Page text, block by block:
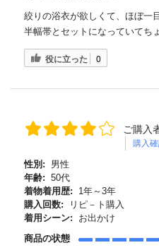
絞りの浴衣が欲しくて、ほぼ一
半幅帯とセットになっていてち
役に立った 0
ご購入
購入
性別:
男性
年齢: 50代
着物着用歴:
1年～3年
購入回数:
リピ－ト購入
着用シーン:
お出かけ
商品の状態